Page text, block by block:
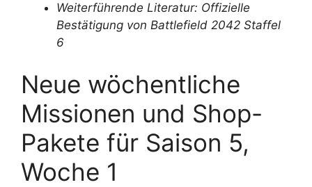
Weiterführende Literatur: Offizielle
Bestätigung von Battlefield 2042 Staffel
6
Neue wöchentliche
Missionen und Shop-
Pakete für Saison 5,
Woche 1